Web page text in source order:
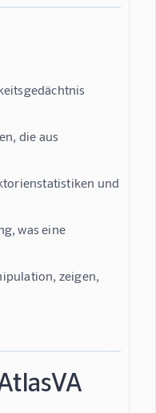
die aus
und
was eine
zeigen,